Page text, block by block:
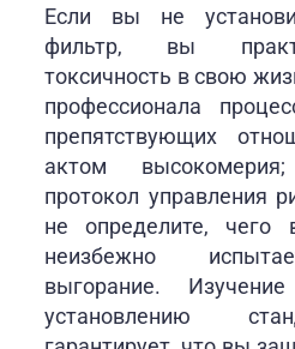
Если вы не
фильтр, вы
токсичность в свою
профессионала
препятствующих
актом
протокол управления
не определите,
неизбежно
выгорание.
установлению